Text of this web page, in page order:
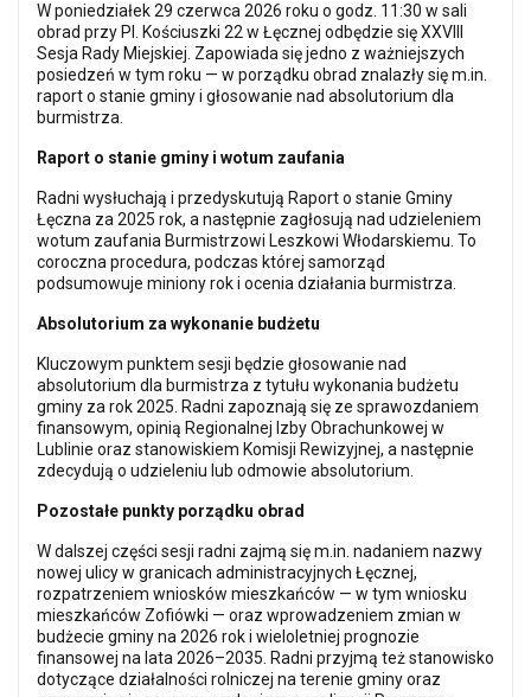
W poniedziałek 29 czerwca 2026 roku o godz. 11:30 w sali
obrad przy Pl. Kościuszki 22 w Łęcznej odbędzie się XXVIII
Sesja Rady Miejskiej. Zapowiada się jedno z ważniejszych
posiedzeń w tym roku — w porządku obrad znalazły się m.in.
raport o stanie gminy i głosowanie nad absolutorium dla
burmistrza.
Raport o stanie gminy i wotum zaufania
Radni wysłuchają i przedyskutują Raport o stanie Gminy
Łęczna za 2025 rok, a następnie zagłosują nad udzieleniem
wotum zaufania Burmistrzowi Leszkowi Włodarskiemu. To
coroczna procedura, podczas której samorząd
podsumowuje miniony rok i ocenia działania burmistrza.
Absolutorium za wykonanie budżetu
Kluczowym punktem sesji będzie głosowanie nad
absolutorium dla burmistrza z tytułu wykonania budżetu
gminy za rok 2025. Radni zapoznają się ze sprawozdaniem
finansowym, opinią Regionalnej Izby Obrachunkowej w
Lublinie oraz stanowiskiem Komisji Rewizyjnej, a następnie
zdecydują o udzieleniu lub odmowie absolutorium.
Pozostałe punkty porządku obrad
W dalszej części sesji radni zajmą się m.in. nadaniem nazwy
nowej ulicy w granicach administracyjnych Łęcznej,
rozpatrzeniem wniosków mieszkańców — w tym wniosku
mieszkańców Zofiówki — oraz wprowadzeniem zmian w
budżecie gminy na 2026 rok i wieloletniej prognozie
finansowej na lata 2026–2035. Radni przyjmą też stanowisko
dotyczące działalności rolniczej na terenie gminy oraz